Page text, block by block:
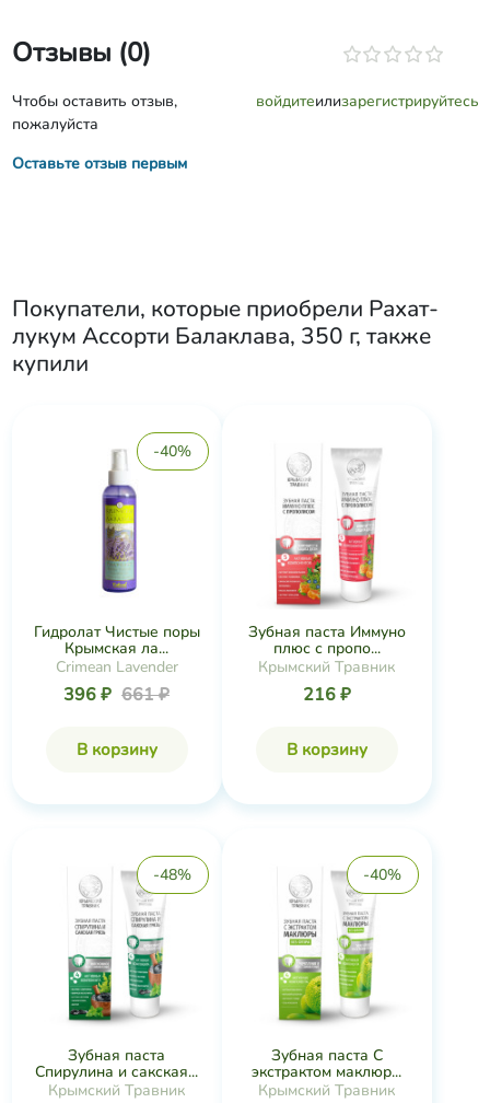
Отзывы (0)
Чтобы оставить отзыв,
пожалуйста
войдитеилизарегистрируйтесь
Оставьте отзыв первым
Покупатели, которые приобрели Рахат-
лукум Ассорти Балаклава, 350 г, также
купили
-40%
Гидролат Чистые поры
Крымская ла...
Crimean Lavender
396 ₽ 661 ₽
В корзину
Зубная паста Иммуно
плюс с пропо...
Крымский Травник
216 ₽
В корзину
-48%
Зубная паста
Спирулина и сакская...
Крымский Травник
-40%
Зубная паста С
экстрактом маклюр...
Крымский Травник